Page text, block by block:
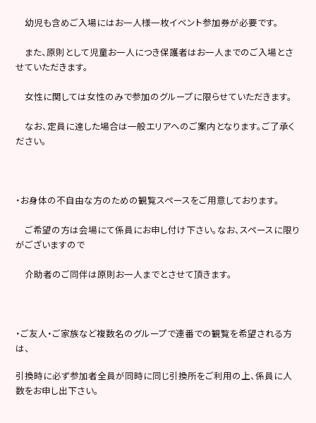
幼児も含めご入場にはお一人様一枚イベント参加券が必要です。
また、原則として児童お一人につき保護者はお一人までのご入場とさ
せていただきます。
女性に関しては女性のみで参加のグループに限らせていただきます。
なお、定員に達した場合は一般エリアへのご案内となります。ご了承く
ださい。
・お身体の不自由な方のための観覧スペースをご用意しております。
ご希望の方は会場にて係員にお申し付け下さい。なお、スペースに限り
がございますので
介助者のご同伴は原則お一人までとさせて頂きます。
・ご友人・ご家族など複数名のグループで連番での観覧を希望される方
は、
引換時に必ず参加者全員が同時に同じ引換所をご利用の上、係員に人
数をお申し出下さい。